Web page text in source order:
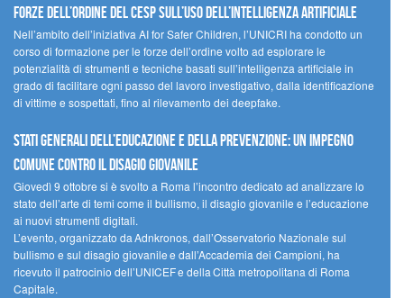
forze dell’ordine del CESP sull’uso dell’Intelligenza Artificiale
Nell’ambito dell’iniziativa AI for Safer Children, l’UNICRI ha condotto un
corso di formazione per le forze dell’ordine volto ad esplorare le
potenzialità di strumenti e tecniche basati sull’intelligenza artificiale in
grado di facilitare ogni passo del lavoro investigativo, dalla identificazione
di vittime e sospettati, fino al rilevamento dei deepfake.
Stati Generali dell’Educazione e della Prevenzione: un impegno
comune contro il disagio giovanile
Giovedì 9 ottobre si è svolto a Roma l’incontro dedicato ad analizzare lo
stato dell’arte di temi come il bullismo, il disagio giovanile e l’educazione
ai nuovi strumenti digitali.
L’evento, organizzato da Adnkronos, dall’Osservatorio Nazionale sul
bullismo e sul disagio giovanile e dall’Accademia dei Campioni, ha
ricevuto il patrocinio dell’UNICEF e della Città metropolitana di Roma
Capitale.